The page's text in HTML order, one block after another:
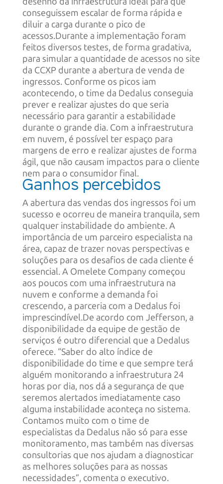
conseguissem escalar de forma rápida e
diluir a carga durante o pico de
acessos.Durante a implementação foram
feitos diversos testes, de forma gradativa,
para simular a quantidade de acessos no site
da CCXP durante a abertura de venda de
ingressos. Conforme os picos iam
acontecendo, o time da Dedalus conseguia
prever e realizar ajustes do que seria
necessário para garantir a estabilidade
durante o grande dia. Com a infraestrutura
em nuvem, é possível ter espaço para
margens de erro e realizar ajustes de forma
ágil, que não causam impactos para o cliente
nem para o consumidor final.
Ganhos percebidos
A abertura das vendas dos ingressos foi um
sucesso e ocorreu de maneira tranquila, sem
qualquer instabilidade do ambiente. A
importância de um parceiro especialista na
área, capaz de trazer novas perspectivas e
soluções para os desafios de cada cliente é
essencial. A Omelete Company começou
aos poucos com uma infraestrutura na
nuvem e conforme a demanda foi
crescendo, a parceria com a Dedalus foi
imprescindível.De acordo com Jefferson, a
disponibilidade da equipe de gestão de
serviços é outro diferencial que a Dedalus
oferece. “Saber do alto índice de
disponibilidade do time e que sempre terá
alguém monitorando a infraestrutura 24
horas por dia, nos dá a segurança de que
seremos alertados imediatamente caso
alguma instabilidade aconteça no sistema.
Contamos muito com o time de
especialistas da Dedalus não só para esse
monitoramento, mas também nas diversas
consultorias que nos ajudam a diagnosticar
as melhores soluções para as nossas
necessidades”, comenta o executivo.